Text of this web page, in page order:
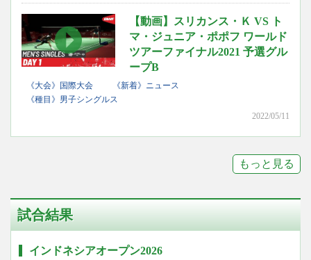
【動画】スリカンス・Ｋ VS ト
マ・ジュニア・ポポフ ワールド
ツアーファイナル2021 予選グル
ープB
《大会》国際大会
《新着》ニュース
《種目》男子シングルス
2022/05/11
もっと見る
試合結果
インドネシアオープン2026